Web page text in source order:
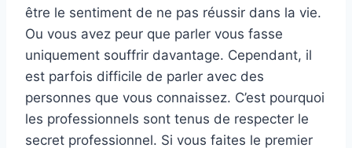
être le sentiment de ne pas réussir dans la vie.
Ou vous avez peur que parler vous fasse
uniquement souffrir davantage. Cependant, il
est parfois difficile de parler avec des
personnes que vous connaissez. C’est pourquoi
les professionnels sont tenus de respecter le
secret professionnel. Si vous faites le premier